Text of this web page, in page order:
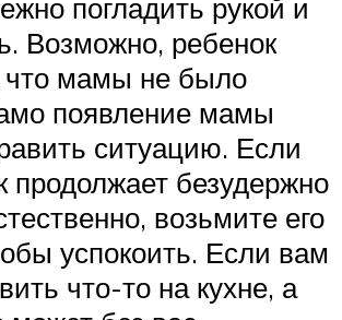
погладить рукой и
Возможно, ребенок
что мамы не было
появление мамы
ситуацию. Если
продолжает безудержно
возьмите его
успокоить. Если вам
что-то на кухне, а